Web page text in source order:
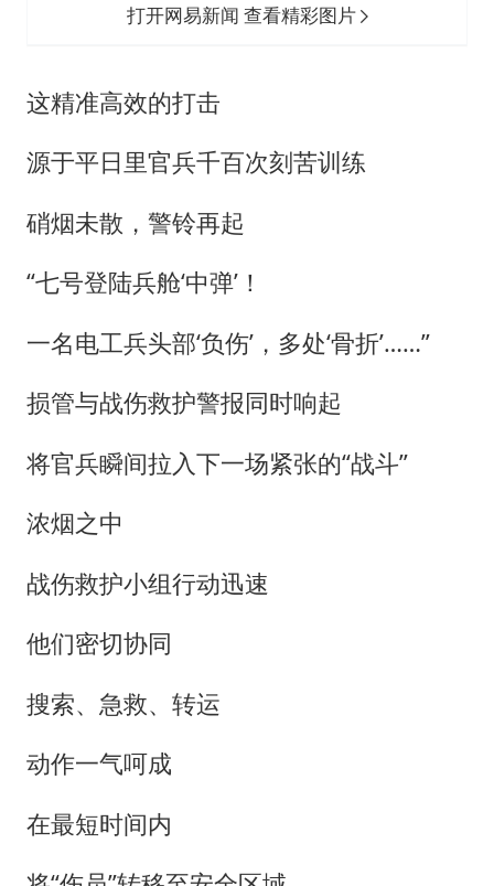
打开网易新闻 查看精彩图片
这精准高效的打击
源于平日里官兵千百次刻苦训练
硝烟未散，警铃再起
“七号登陆兵舱‘中弹’！
一名电工兵头部‘负伤’，多处‘骨折’……”
损管与战伤救护警报同时响起
将官兵瞬间拉入下一场紧张的“战斗”
浓烟之中
战伤救护小组行动迅速
他们密切协同
搜索、急救、转运
动作一气呵成
在最短时间内